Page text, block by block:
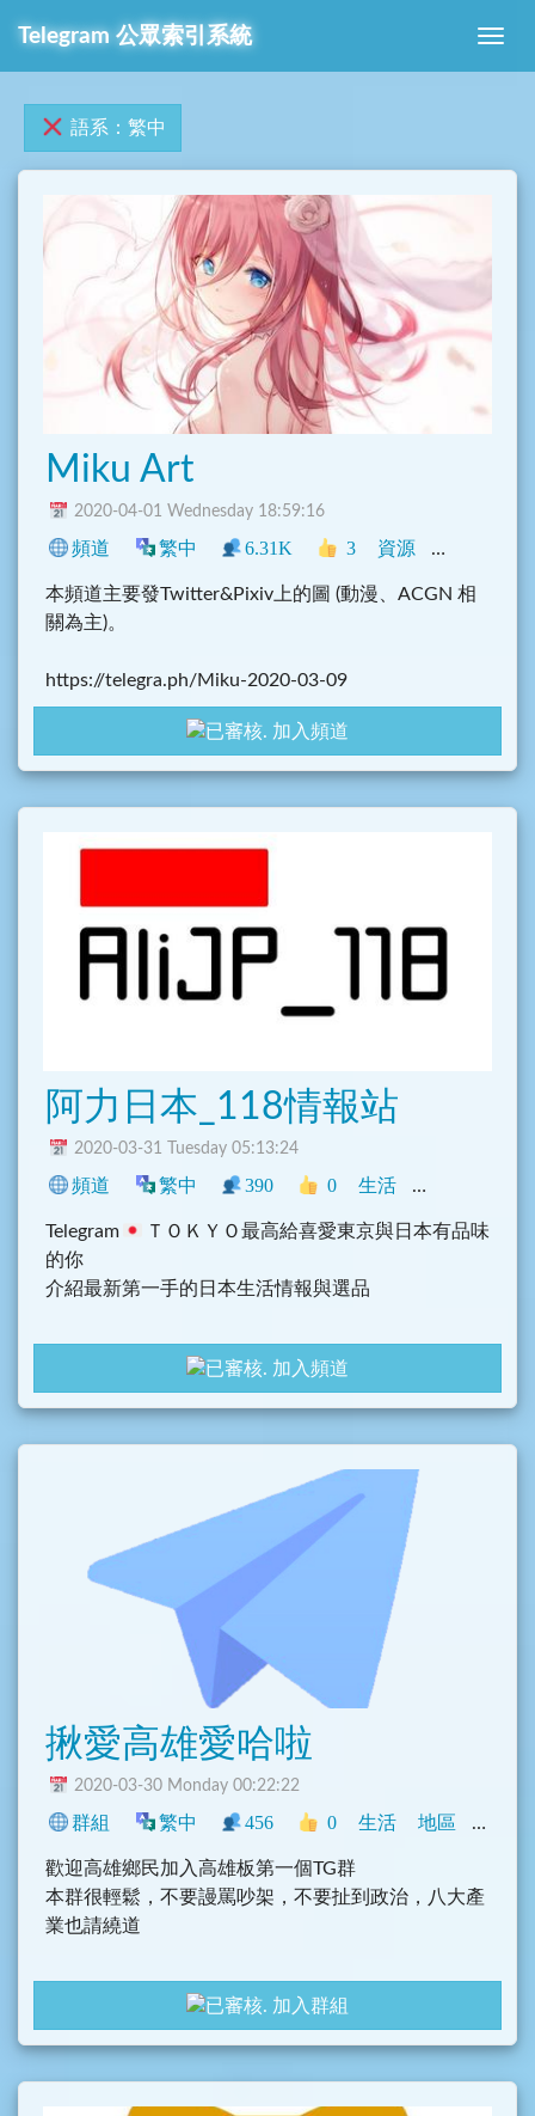
Telegram 公眾索引系統
語系：繁中
Miku Art
2020-04-01 Wednesday 18:59:16
頻道 繁中 6.31K 3 資源 中文圈
本頻道主要發Twitter&Pixiv上的圖 (動漫、ACGN 相
關為主)。
https://telegra.ph/Miku-2020-03-09
Twitter&Pixiv 美圖！萌圖！百合！桌布！二次元！A
CG！壁紙！色圖 (澀圖)！
加入頻道
阿力日本_118情報站
2020-03-31 Tuesday 05:13:24
頻道 繁中 390 0 生活 中文圈
Telegram
ＴＯＫＹＯ最高給喜愛東京與日本有品味
的你
介紹最新第一手的日本生活情報與選品
加入頻道
揪愛高雄愛哈啦
2020-03-30 Monday 00:22:22
群組 繁中 456 0 生活 地區 臺灣
歡迎高雄鄉民加入高雄板第一個TG群
本群很輕鬆，不要謾罵吵架，不要扯到政治，八大產
業也請繞道
和和氣氣，展現高雄人人情味~
大家可以分享生活大小事，分享好吃情報，賣場揪團
加入群組